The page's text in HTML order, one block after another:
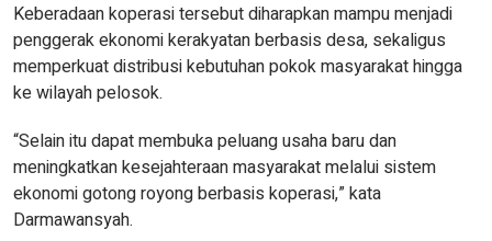
Keberadaan koperasi tersebut diharapkan mampu menjadi
penggerak ekonomi kerakyatan berbasis desa, sekaligus
memperkuat distribusi kebutuhan pokok masyarakat hingga
ke wilayah pelosok.
“Selain itu dapat membuka peluang usaha baru dan
meningkatkan kesejahteraan masyarakat melalui sistem
ekonomi gotong royong berbasis koperasi,” kata
Darmawansyah.